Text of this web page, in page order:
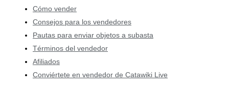
Cómo vender
Consejos para los vendedores
Pautas para enviar objetos a subasta
Términos del vendedor
Afiliados
Conviértete en vendedor de Catawiki Live